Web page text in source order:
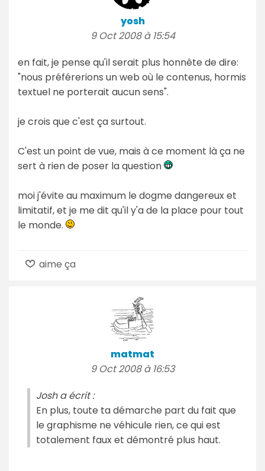
yosh
9 Oct 2008 à 15:54
en fait, je pense qu'il serait plus honnête de dire:
"nous préférerions un web où le contenus, hormis
textuel ne porterait aucun sens".
je crois que c'est ça surtout.
C'est un point de vue, mais à ce moment là ça ne
sert à rien de poser la question
moi j'évite au maximum le dogme dangereux et
limitatif, et je me dit qu'il y'a de la place pour tout
le monde.
aime ça
matmat
9 Oct 2008 à 16:53
Josh a écrit :
En plus, toute ta démarche part du fait que
le graphisme ne véhicule rien, ce qui est
totalement faux et démontré plus haut.